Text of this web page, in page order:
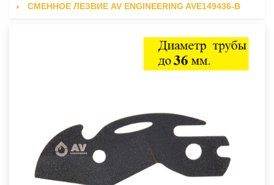
СМЕННОЕ ЛЕЗВИЕ AV ENGINEERING AVE149436-B